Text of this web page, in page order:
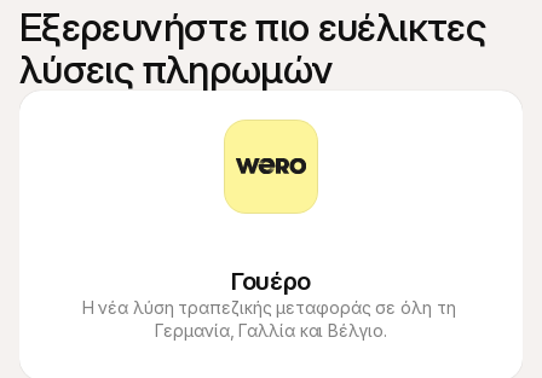
Εξερευνήστε πιο ευέλικτες
λύσεις πληρωμών
Γουέρο
Η νέα λύση τραπεζικής μεταφοράς σε όλη τη
Γερμανία, Γαλλία και Βέλγιο.